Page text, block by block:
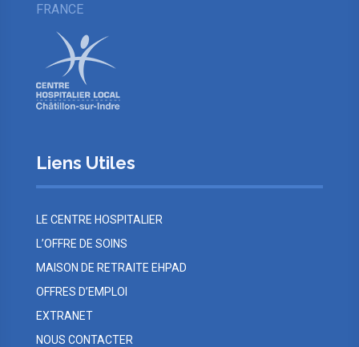
FRANCE
Liens Utiles
LE CENTRE HOSPITALIER
L’OFFRE DE SOINS
MAISON DE RETRAITE EHPAD
OFFRES D’EMPLOI
EXTRANET
NOUS CONTACTER